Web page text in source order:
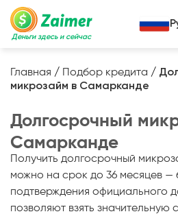
Деньги здесь и сейчас
Кредит под залог
Кредит под залог авто
Кредит под залог
Кредит под залог
Жизненный цикл вашего
Полезные статьи
Кредитный калькулятор
Главная / Подбор кредита /
микрозайм в Самарканде
Долгосрочный
Самарканде
Получить долгосрочный
можно на срок до 36 месяцев —
подтверждения официального
позволяют взять значительную